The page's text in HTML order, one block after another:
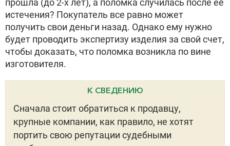
прошла (до 2-х лет), а поломка случилась после её
истечения? Покупатель все равно может
получить свои деньги назад. Однако ему нужно
будет проводить экспертизу изделия за свой счет,
чтобы доказать, что поломка возникла по вине
изготовителя.
К СВЕДЕНИЮ
Сначала стоит обратиться к продавцу,
крупные компании, как правило, не хотят
портить свою репутации судебными